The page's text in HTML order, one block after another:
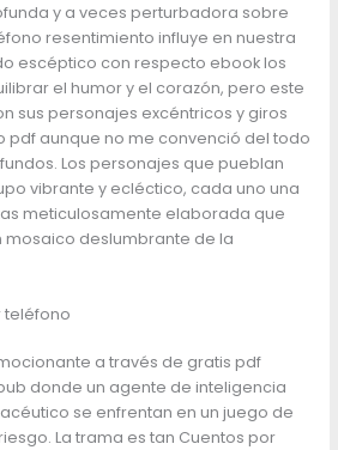
y a veces perturbadora sobre
resentimiento influye en nuestra
escéptico con respecto ebook los
el humor y el corazón, pero este
sus personajes excéntricos y giros
pdf aunque no me convenció del todo
Los personajes que pueblan
vibrante y ecléctico, cada uno una
meticulosamente elaborada que
deslumbrante de la
teléfono
a través de gratis pdf
donde un agente de inteligencia
se enfrentan en un juego de
La trama es tan Cuentos por